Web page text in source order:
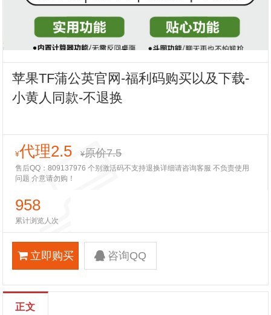
苹果TF蒲公英官网-福利码购买以及下载-
小黄人同款-不退换
¥代理2.5 ¥原价7.5
售后QQ：809137976 个别激活码不支持退换详细请咨询客服 不负责使用
问题 介意请勿购！
958
累计浏览人次
立即购买 咨询QQ
正文